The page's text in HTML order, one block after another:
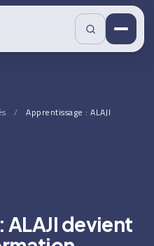
/
Apprentissage : ALAJI
devient